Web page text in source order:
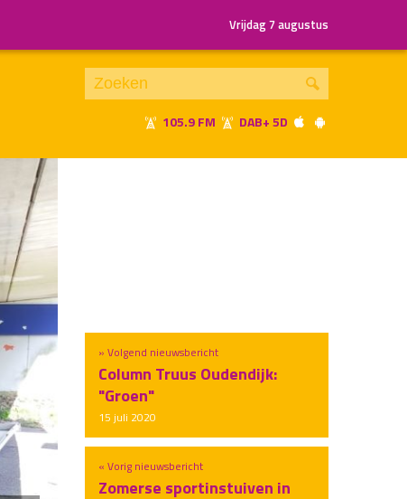
Vrijdag 7 augustus
105.9 FM DAB+ 5D
« Vorig nieuwsbericht
Zomerse sportinstuiven in
» Volgend nieuwsbericht
Column Truus Oudendijk:
"Groen"
15 juli 2020